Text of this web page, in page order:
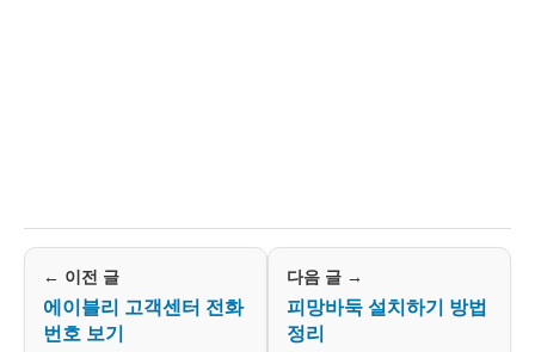
← 이전 글
에이블리 고객센터 전화
번호 보기
다음 글 →
피망바둑 설치하기 방법
정리